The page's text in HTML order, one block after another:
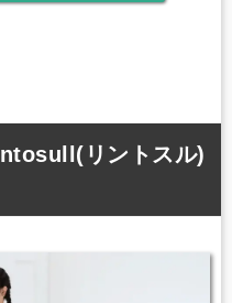
リントスル)